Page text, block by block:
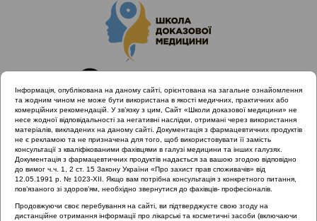
Головна
Матеріали за МКХ-11
10 Хвороби вуха та соскоподібного відростка
Як працює система кохлеарної імплантації
Інформація, опублікована на даному сайті, орієнтована на загальне ознайомлення
та жодним чином не може бути використана в якості медичних, практичних або
комерційних рекомендацій. У зв’язку з цим, Сайт «Школи доказової медицини» не
несе жодної відповідальності за негативні наслідки, отримані через використання
матеріалів, викладених на даному сайті. Документація з фармацевтичних продуктів
не є рекламою та не призначена для того, щоб використовувати її замість
консультації з кваліфікованими фахівцями в галузі медицини та інших галузях.
Документація з фармацевтичних продуктів надається за вашою згодою відповідно
до вимог ч.ч. 1, 2 ст. 15 Закону України «Про захист прав споживачів» від
12.05.1991 р. № 1023-XII. Якщо вам потрібна консультація з конкретного питання,
пов’язаного зі здоров’ям, необхідно звернутися до фахівців- професіоналів.
Продовжуючи своє перебування на сайті, ви підтверджуєте свою згоду на
дистанційне отримання інформації про лікарські та косметичні засоби (включаючи